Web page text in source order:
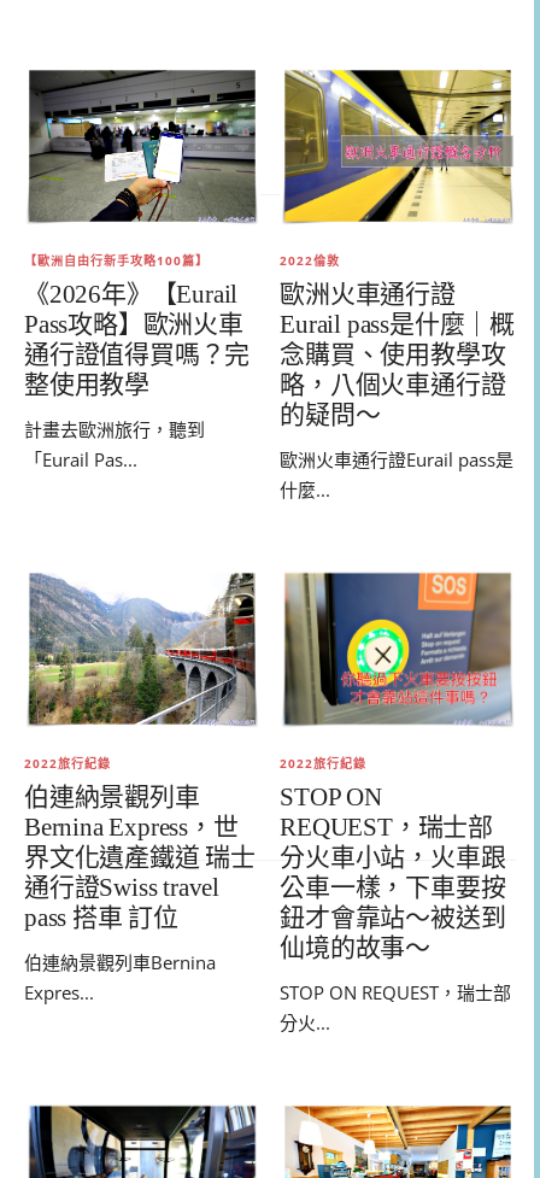
【歐洲自由行新手攻略100篇】
《2026年》【Eurail
Pass攻略】歐洲火車
通行證值得買嗎？完
整使用教學
計畫去歐洲旅行，聽到
「Eurail Pas...
2022倫敦
歐洲火車通行證
Eurail pass是什麼｜概
念購買、使用教學攻
略，八個火車通行證
的疑問～
歐洲火車通行證Eurail pass是
什麼...
2022旅行紀錄
伯連納景觀列車
Bernina Express，世
界文化遺產鐵道 瑞士
通行證Swiss travel
pass 搭車 訂位
伯連納景觀列車Bernina
Expres...
2022旅行紀錄
STOP ON
REQUEST，瑞士部
分火車小站，火車跟
公車一樣，下車要按
鈕才會靠站～被送到
仙境的故事～
STOP ON REQUEST，瑞士部
分火...